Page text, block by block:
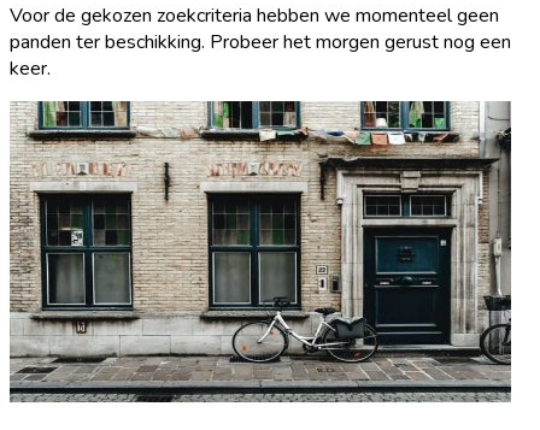
Voor de gekozen zoekcriteria hebben we momenteel geen
panden ter beschikking. Probeer het morgen gerust nog een
keer.